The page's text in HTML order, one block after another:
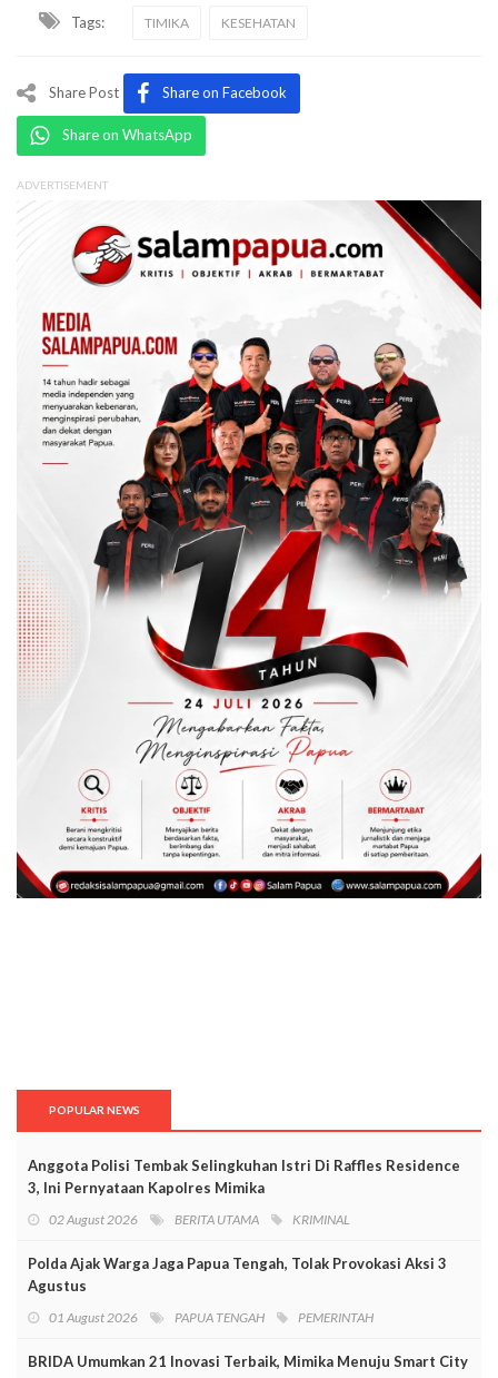
Tags: TIMIKA KESEHATAN
Share Post Share on Facebook
Share on WhatsApp
ADVERTISEMENT
POPULAR NEWS
Anggota Polisi Tembak Selingkuhan Istri Di Raffles Residence
3, Ini Pernyataan Kapolres Mimika
02 August 2026 BERITA UTAMA KRIMINAL
Polda Ajak Warga Jaga Papua Tengah, Tolak Provokasi Aksi 3
Agustus
01 August 2026 PAPUA TENGAH PEMERINTAH
BRIDA Umumkan 21 Inovasi Terbaik, Mimika Menuju Smart City